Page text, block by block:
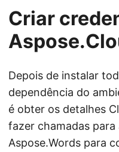
Criar
Depois de instalar
dependência do
é obter os detalhes
fazer chamadas para
Aspose.Words para